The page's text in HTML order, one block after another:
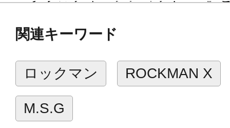
本体成型色をチャージ状態をイメー
そして、シリーズ屈指の性能を誇る
ト」や、一撃必殺の大技「昇竜拳」
の新規エフェクトパーツが付属致し
関連キーワード
ロックマン ROCKMAN X
M.S.G